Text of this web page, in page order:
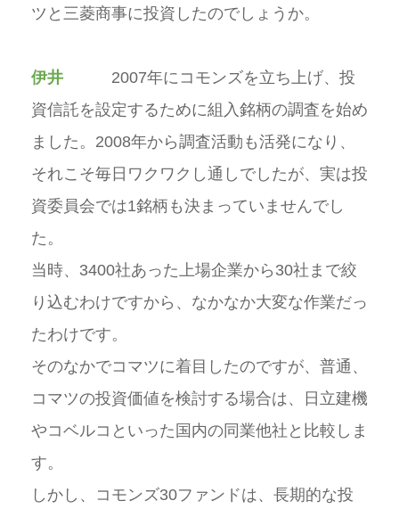
ツと三菱商事に投資したのでしょうか。
伊井 2007年にコモンズを立ち上げ、投
資信託を設定するために組入銘柄の調査を始め
ました。2008年から調査活動も活発になり、
それこそ毎日ワクワクし通しでしたが、実は投
資委員会では1銘柄も決まっていませんでし
た。
当時、3400社あった上場企業から30社まで絞
り込むわけですから、なかなか大変な作業だっ
たわけです。
そのなかでコマツに着目したのですが、普通、
コマツの投資価値を検討する場合は、日立建機
やコベルコといった国内の同業他社と比較しま
す。
しかし、コモンズ30ファンドは、長期的な投